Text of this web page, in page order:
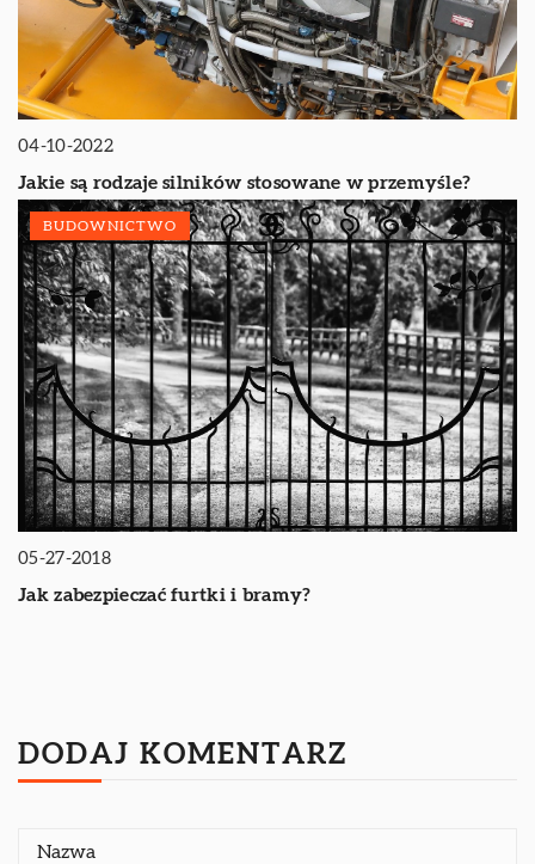
04-10-2022
Jakie są rodzaje silników stosowane w przemyśle?
BUDOWNICTWO
05-27-2018
Jak zabezpieczać furtki i bramy?
DODAJ KOMENTARZ